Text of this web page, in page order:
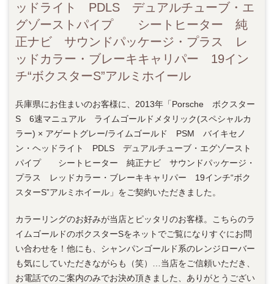
ッドライト PDLS デュアルチューブ・エ
グゾーストパイプ シートヒーター 純
正ナビ サウンドパッケージ・プラス レ
ッドカラー・ブレーキキャリパー 19イン
チ“ボクスターS”アルミホイール
兵庫県にお住まいのお客様に、2013年「Porsche ボクスター
S 6速マニュアル ライムゴールドメタリック(スペシャルカ
ラー) × アゲートグレー/ライムゴールド PSM バイキセノ
ン・ヘッドライト PDLS デュアルチューブ・エグゾースト
パイプ シートヒーター 純正ナビ サウンドパッケージ・
プラス レッドカラー・ブレーキキャリパー 19インチ“ボク
スターS”アルミホイール」をご契約いただきました。
カラーリングのお好みが当店とピッタリのお客様。こちらのラ
イムゴールドのボクスターSをネットでご覧になりすぐにお問
い合わせを！他にも、シャンパンゴールド系のレンジローバー
も気にしていただきながらも（笑）…当店をご信頼いただき、
お電話でのご案内のみでお決め頂きました、ありがとうござい